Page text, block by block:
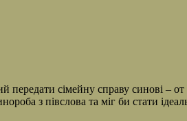
сімейну справу синові –
з півслова та міг би стати